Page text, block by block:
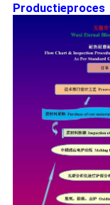
Productieproces